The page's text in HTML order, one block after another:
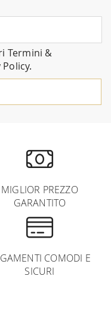
Termini &
Policy.
MIGLIOR PREZZO
GARANTITO
COMODI E
SICURI